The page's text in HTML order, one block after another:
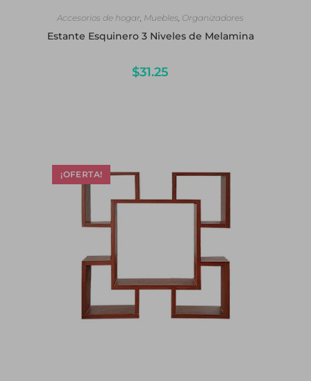
Accesorios de hogar, Muebles, Organizadores
Estante Esquinero 3 Niveles de Melamina
$31.25
¡OFERTA!